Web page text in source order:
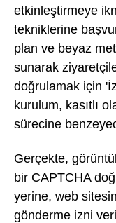
etkinleştirmeye
tekniklerine
plan ve beyaz
sunarak
doğrulamak için
kurulum, kasıtlı
sürecine
Gerçekte,
bir CAPTCHA
yerine, web
gönderme izni